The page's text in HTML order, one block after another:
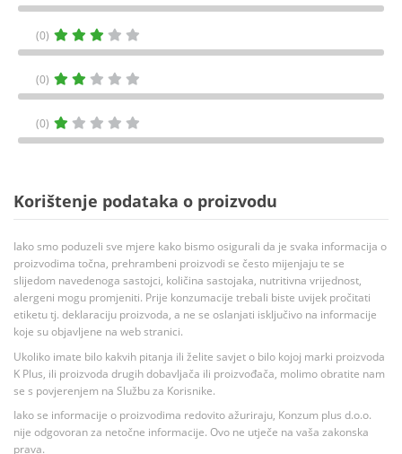
(0)
(0)
(0)
Korištenje podataka o proizvodu
Iako smo poduzeli sve mjere kako bismo osigurali da je svaka informacija o
proizvodima točna, prehrambeni proizvodi se često mijenjaju te se
slijedom navedenoga sastojci, količina sastojaka, nutritivna vrijednost,
alergeni mogu promjeniti. Prije konzumacije trebali biste uvijek pročitati
etiketu tj. deklaraciju proizvoda, a ne se oslanjati isključivo na informacije
koje su objavljene na web stranici.
Ukoliko imate bilo kakvih pitanja ili želite savjet o bilo kojoj marki proizvoda
K Plus, ili proizvoda drugih dobavljača ili proizvođača, molimo obratite nam
se s povjerenjem na Službu za Korisnike.
Iako se informacije o proizvodima redovito ažuriraju, Konzum plus d.o.o.
nije odgovoran za netočne informacije. Ovo ne utječe na vaša zakonska
prava.